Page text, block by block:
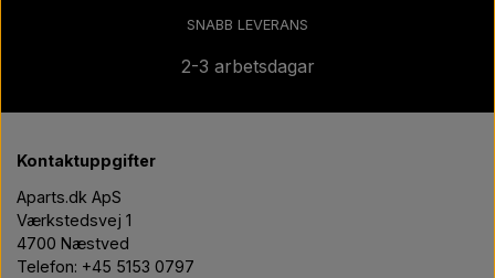
SNABB LEVERANS
2-3 arbetsdagar
Kontaktuppgifter
Aparts.dk ApS
Værkstedsvej 1
4700 Næstved
Telefon: +45 5153 0797